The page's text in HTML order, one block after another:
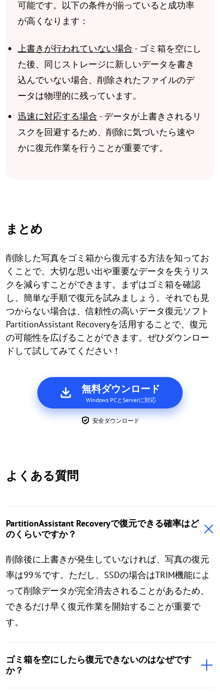
可能です。以下の条件が揃っていると成功率
が高くなります：
上書きが行われていない場合 - ゴミ箱を空にし
た後、同じストレージに新しいデータを書き
込んでいない場合、削除されたファイルのデ
ータは物理的に残っています。
迅速に対応する場合 - データが上書きされるリ
スクを回避するため、削除に気づいたら速や
かに復元作業を行うことが重要です。
まとめ
削除した写真をゴミ箱から復元する方法を知ってお
くことで、大切な思い出や重要なデータを失うリス
クを減らすことができます。まずはゴミ箱を確認
し、簡単な手順で復元を試みましょう。それでも見
つからない場合は、信頼性の高いデータ復元ソフト
PartitionAssistant Recoveryを活用することで、復元
の可能性を広げることができます。ぜひダウンロー
ドして試してみてください！
無料ダウンロード
Windows PCとServerに対応
安全ダウンロード
よくある質問
PartitionAssistant Recoveryで復元できる確率はど
のくらいですか？
削除後に上書きが発生していなければ、写真の復元
率は99％です。ただし、SSDの場合はTRIM機能によ
って削除データが完全消去されることがあるため、
できるだけ早く復元作業を開始することが重要で
す。
ゴミ箱を空にしたら復元できないのはなぜです
か？